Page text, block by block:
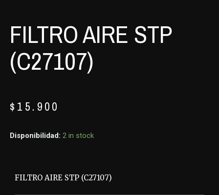
FILTRO AIRE STP
(C27107)
$ 15.900
Disponibilidad: 2 in stock
FILTRO AIRE STP (C27107)